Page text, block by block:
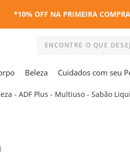
*10% OFF NA PRIMEIRA
Beleza Cuidados com seu
- ADF Plus - Multiuso - Sabão
2º esmalte